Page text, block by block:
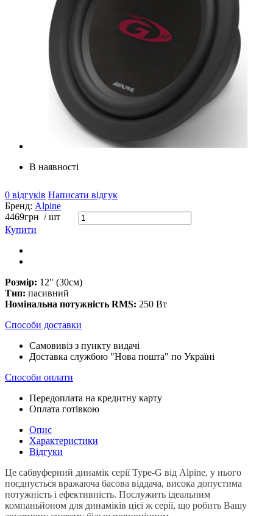
В наявності
0 відгуків Написати відгук
Бренд: Alpine
4469грн / шт
Купити
Розмір: 12" (30см)
Тип: пасивний
Номінальна потужність RMS: 250 Вт
Способи доставки
Самовивіз з пункту видачі
Доставка службою "Нова пошта" по Україні
Способи оплати
Передоплата на кредитну карту
Оплата готівкою
Опис
Характеристики
Відгуки
Це сабвуферний динамік серії Type-G від Alpine, у нього
поєднується вражаюча басова віддача, висока допустима
потужність і ефективність. Послужить ідеальним
компаньйоном для динаміків цієї ж серії, що робить Вашу